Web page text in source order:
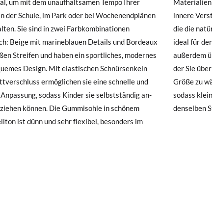
um mit dem unaufhaltsamen Tempo Ihrer
der Schule, im Park oder bei Wochenendplänen
Sie sind in zwei Farbkombinationen
Beige mit marineblauen Details und Bordeaux
Streifen und haben ein sportliches, modernes
Design. Mit elastischen Schnürsenkeln
ermöglichen sie eine schnelle und
sodass Kinder sie selbstständig an-
können. Die Gummisohle in schönem
ist dünn und sehr flexibel, besonders im
in erstklassiger Qualität gefertigt, ohne
und mit einer breiten Leistenform,
Bewegung der Zehen erleichtert –
den ganztägigen Gebrauch. Sie verfügen
über eine herausnehmbare Innensohle, mit
können, wann es Zeit ist, eine größere
wählen. Erhältlich in den Größen 24 bis 39,
und große Geschwister – sogar Mütter –
denselben
Schuhe ankommen und nicht ganz Ihren Vorstellungen
beantragen.
ein Kundenkonto haben, loggen Sie sich einfach ein, um den
Sie bitte unsereRuecksendungund geben Sie Ihre
ein. Ein Rücksendeetikett wird Ihnen dann automatisch an
Artikel umzutauschen, senden Sie bitte Ihr ursprüngliches
einer Postfiliale zurück und geben Sie eine neue Bestellung
Stil auf.